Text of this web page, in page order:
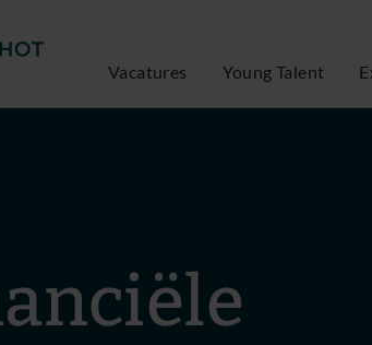
Vacatures Young Talent